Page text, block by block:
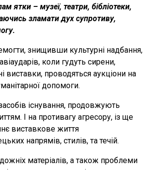
ятки – музеї, театри, бібліотеки,
зламати дух супротиву,
знищивши культурні надбання,
коли гудуть сирени,
проводяться аукціони на
допомоги.
існування, продовжують
І на противагу агресору, із ще
виставкове життя
напрямів, стилів, та течій.
матеріалів, а також проблеми